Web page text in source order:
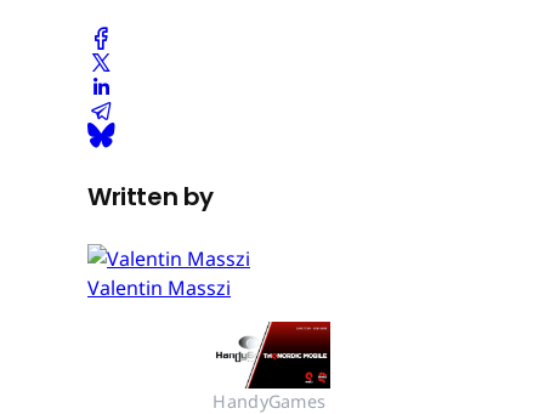
Written by
Valentin Masszi
HandyGames